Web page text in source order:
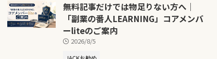
無料記事だけでは物足りない方へ｜
「副業の番人LEARNING」コアメンバ
ーliteのご案内
2026/8/5